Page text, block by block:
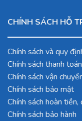
CHÍNH SÁCH HỖ
Chính sách và quy
Chính sách thanh toán
Chính sách vận
Chính sách bảo mật
Chính sách hoàn
Chính sách bảo hành